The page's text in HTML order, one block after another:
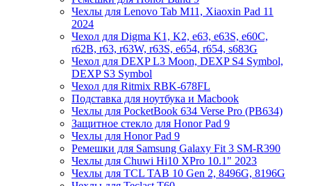
Чехлы для Lenovo Tab M11, Xiaoxin Pad 11
2024
Чехол для Digma K1, K2, e63, e63S, e60C,
r62B, r63, r63W, r63S, e654, r654, s683G
Чехол для DEXP L3 Moon, DEXP S4 Symbol,
DEXP S3 Symbol
Чехол для Ritmix RBK-678FL
Подставка для ноутбука и Macbook
Чехлы для PocketBook 634 Verse Pro (PB634)
Защитное стекло для Honor Pad 9
Чехлы для Honor Pad 9
Ремешки для Samsung Galaxy Fit 3 SM-R390
Чехлы для Chuwi Hi10 XPro 10.1" 2023
Чехлы для TCL TAB 10 Gen 2, 8496G, 8196G